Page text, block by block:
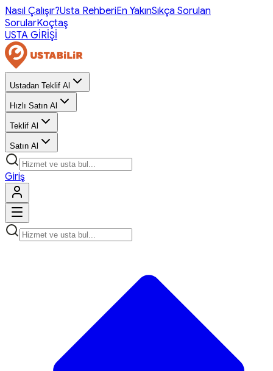
Nasıl Çalışır?Usta RehberiEn YakınSıkça Sorulan
SorularKoçtaş
USTA GİRİŞİ
Ustadan Teklif Al
Hızlı Satın Al
Teklif Al
Satın Al
Giriş